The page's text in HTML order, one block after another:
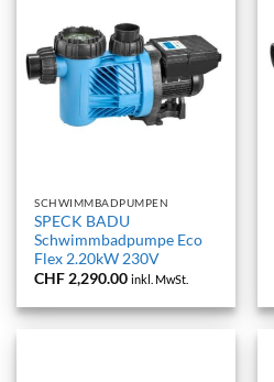
SCHWIMMBADPUMPEN
SPECK BADU
Schwimmbadpumpe Eco
Flex 2.20kW 230V
CHF2,290.00 inkl. MwSt.